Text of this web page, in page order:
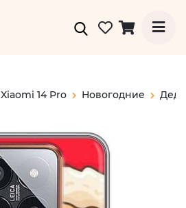
Xiaomi 14 Pro Новогодние Дед